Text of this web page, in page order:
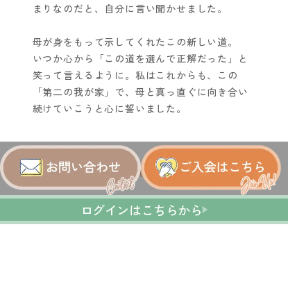
まりなのだと、自分に言い聞かせました。
母が身をもって示してくれたこの新しい道。
いつか心から「この道を選んで正解だった」と
笑って言えるように。私はこれからも、この
「第二の我が家」で、母と真っ直ぐに向き合い
続けていこうと心に誓いました。
一覧に戻る
ログインはこちらから